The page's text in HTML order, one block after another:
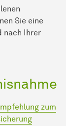
Sie eine
nach Ihrer
zum